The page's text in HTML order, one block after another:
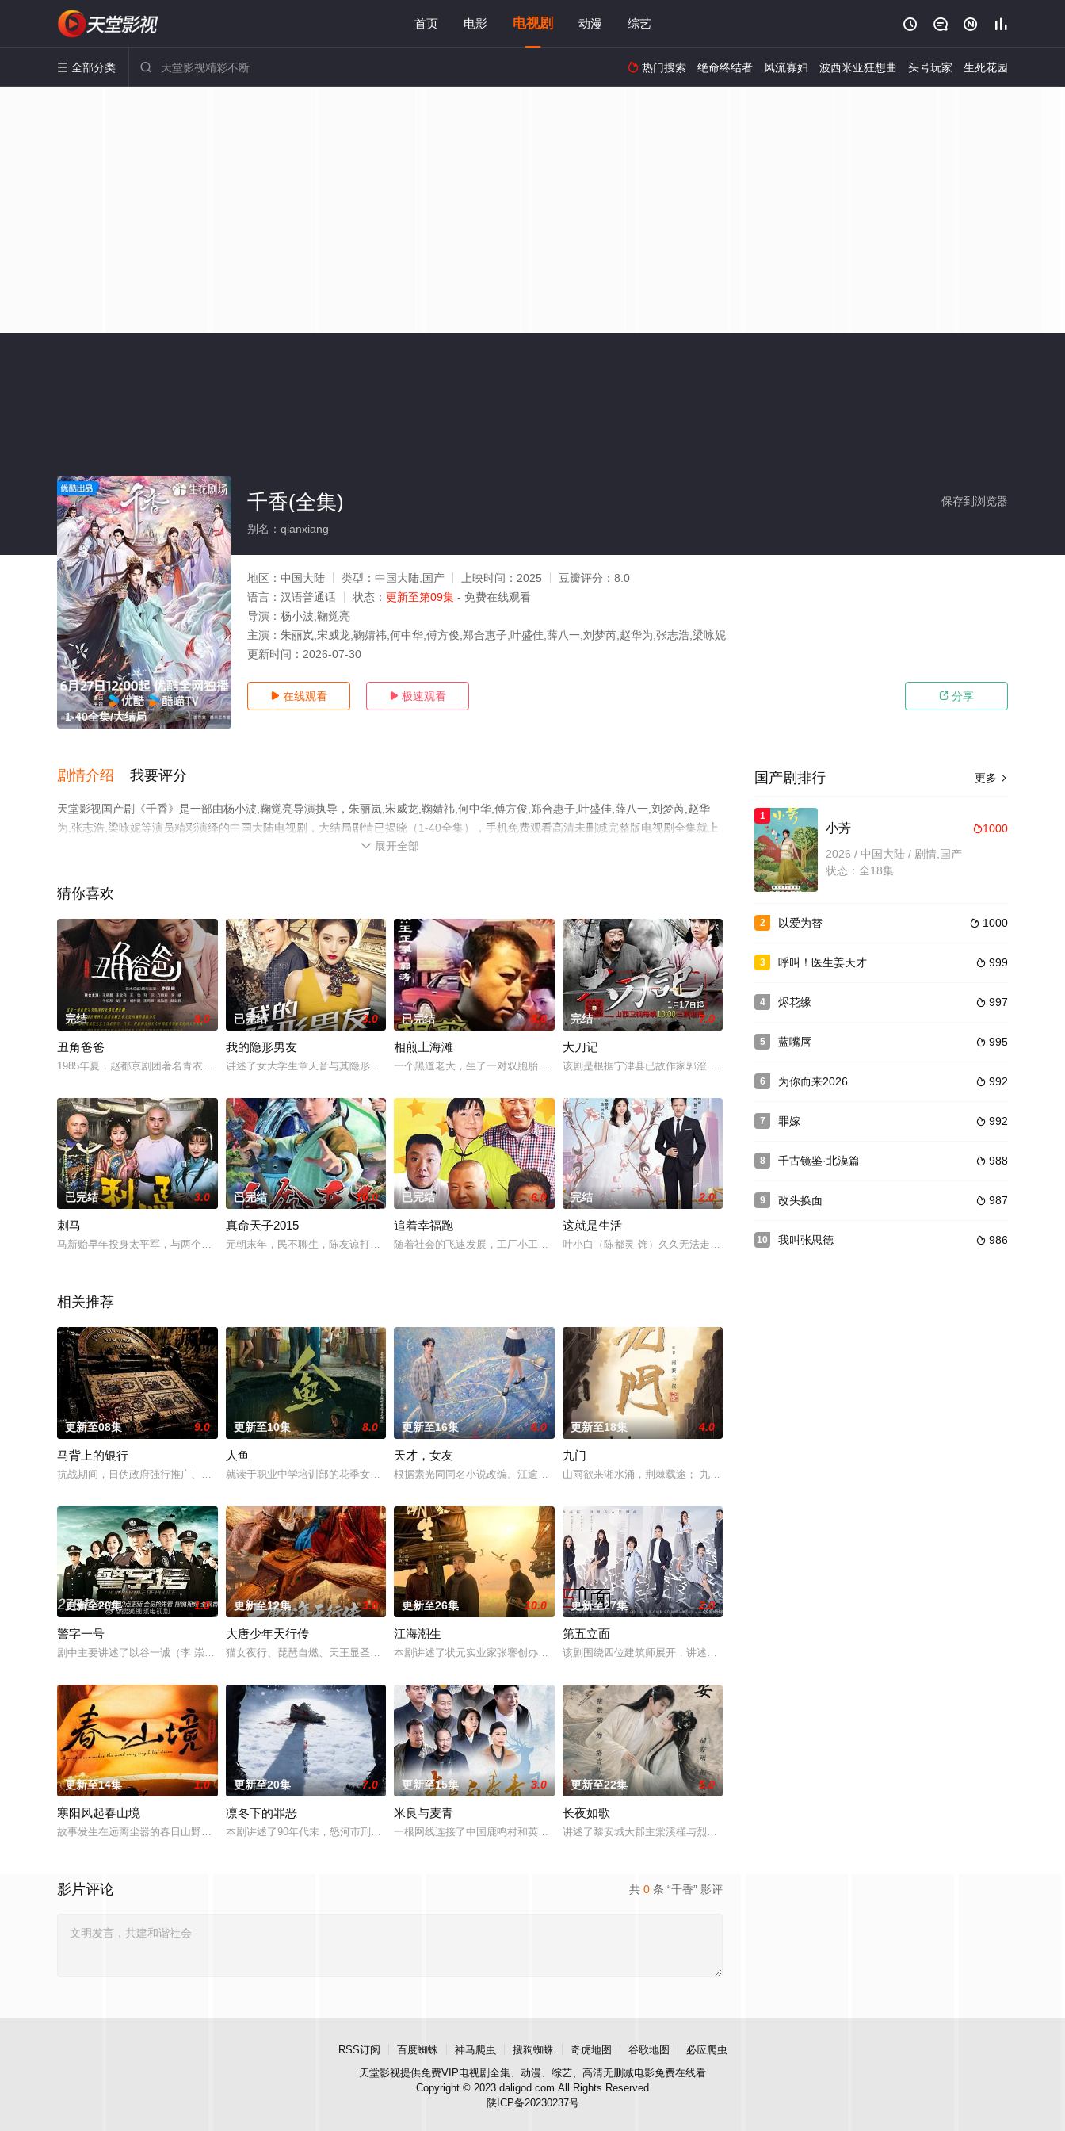
首页 电影 电视剧 动漫 综艺    
 全部分类   热门搜索 绝命终结者 风流寡妇 波西米亚狂想曲 头号玩家 生死花园
1-40全集/大结局
保存到浏览器
千香(全集)
别名：qianxiang
地区： 中国大陆 类型： 中国大陆,国产 上映时间： 2025 豆瓣评分： 8.0
语言： 汉语普通话 状态： 更新至第09集 - 免费在线观看
导演： 杨小波,鞠觉亮
主演： 朱丽岚,宋威龙,鞠婧祎,何中华,傅方俊,郑合惠子,叶盛佳,薛八一,刘梦芮,赵华为,张志浩,梁咏妮
更新时间： 2026-07-30
 在线观看  极速观看  分享
剧情介绍 我要评分
天堂影视国产剧《千香》是一部由杨小波,鞠觉亮导演执导，朱丽岚,宋威龙,鞠婧祎,何中华,傅方俊,郑合惠子,叶盛佳,薛八一,刘梦芮,赵华
为,张志浩,梁咏妮等演员精彩演绎的中国大陆电视剧，大结局剧情已揭晓（1-40全集），手机免费观看高清未删减完整版电视剧全集就上
天堂电影网，更多相关信息可移步至豆瓣电视剧、电视猫或剧情网等平台了解。
 展开全部
猜你喜欢
完结 8.0
丑角爸爸
1985年夏，赵都京剧团著名青衣筱月红年轻时的恋人何中信回来了，筱月红向丑角演员的丈夫赵明
已完结 3.0
我的隐形男友
讲述了女大学生章天音与其隐形男友苏子相识相知相爱的故事，在他们相处和相恋的过程中，章天音母
已完结 8.0
相煎上海滩
一个黑道老大，生了一对双胞胎儿子，为了让他一个儿子将来有出息，不要在黑道上打打杀杀，就把他
完结 7.0
大刀记
该剧是根据宁津县已故作家郭澄 清的著名长篇小说《大刀记》改编 的。《大刀记》是我国唯一一部
已完结 3.0
刺马
马新贻早年投身太平军，与两个结义兄弟关云宝、张文祥一同打入清廷卧底。后来平步青云得享荣华，
已完结 10.0
真命天子2015
元朝末年，民不聊生，陈友谅打抱不平怒伤元军，逃至皇觉寺躲藏。寺旁放牛为生的朱元璋救下陈友谅
已完结 6.0
追着幸福跑
随着社会的飞速发展，工厂小工人李洪刚（郭德纲 饰）光荣下岗。在这高不成低不就的年龄，洪刚左
完结 2.0
这就是生活
叶小白（陈都灵 饰）久久无法走出失恋的阴云，为了鼓励女儿，叶小白的母亲病急乱投医，给叶小白
相关推荐
更新至08集 9.0
马背上的银行
抗战期间，日伪政府强行推广、使用由“中国准备银行”发行的伪钞货币。根据党中央指示，高景波、
更新至10集 8.0
人鱼
就读于职业中学培训部的花季女生苏琳（黄杨钿甜 饰），虽自小被父母忽视，在艰苦环境中长大，但
更新至16集 6.0
天才，女友
根据素光同同名小说改编。江逾白长大以后，林知夏忽然对他说：“江逾白，我喜欢你，哲学和生物学
更新至18集 4.0
九门
山雨欲来湘水涌，荆棘载途； 九门连枝入新局，即日启程。
更新至26集 1.0
警字一号
剧中主要讲述了以谷一诚（李 崇霄饰演）为代表的冀北市公安刑警用自己 的超凡的智慧与过人的勇
更新至12集 3.0
大唐少年天行传
猫女夜行、琵琶自燃、天王显圣、少年失踪......长安怪事扎堆？少年神探慕天行携竹马神探社
更新至26集 10.0
江海潮生
本剧讲述了状元实业家张謇创办大生企业，实业报国的故事。甲午战争后，国家蒙羞，张謇虽高中状元
更新至27集 2.0
第五立面
该剧围绕四位建筑师展开，讲述了他们在中意合作项目中面对专业挑战与境外竞争，通过创新实践实现
更新至14集 1.0
寒阳风起春山境
故事发生在远离尘嚣的春日山野，两个孤独的人因机缘巧合相遇。一人背负过往伤痕，避世居于深山；
更新至20集 7.0
凛冬下的罪恶
本剧讲述了90年代末，怒河市刑侦支队在无普及监控、无DNA鉴定技术的支持下，通过摸排、勘查
更新至15集 3.0
米良与麦青
一根网线连接了中国鹿鸣村和英国牛津，麦香通过视频向米良宣告：婚不结了。鹿鸣村开了锅，村民大
更新至22集 5.0
长夜如歌
讲述了黎安城大郡主棠溪槿与烈云峥之间曲折动人的情感，以及他们在复杂局势中坚守初心、勇敢面对
共 0 条 “千香” 影评
影片评论
更多 
国产剧排行
1
1000
小芳
2026 / 中国大陆 / 剧情,国产
状态：全18集
2  1000
以爱为替
3  999
呼叫！医生姜天才
4  997
烬花缘
5  995
蓝嘴唇
6  992
为你而来2026
7  992
罪嫁
8  988
千古镜鉴·北漠篇
9  987
改头换面
10  986
我叫张思德
RSS订阅 百度蜘蛛 神马爬虫 搜狗蜘蛛 奇虎地图 谷歌地图
必应爬虫
天堂影视提供免费VIP电视剧全集、动漫、综艺、高清无删减电影免费在线看
Copyright © 2023 daligod.com All Rights Reserved
陕ICP备20230237号